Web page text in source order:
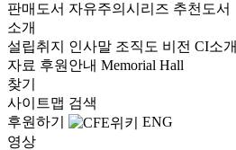
판매도서 자유주의시리즈 추천도서
소개
설립취지 인사말 조직도 비전 CI소개
자료 후원안내 Memorial Hall
찾기
사이트맵 검색
후원하기
ENG
영상